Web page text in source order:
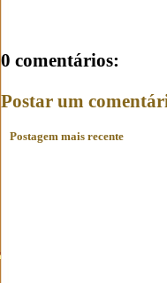
0 comentários:
Postar um
Postagem mais recente